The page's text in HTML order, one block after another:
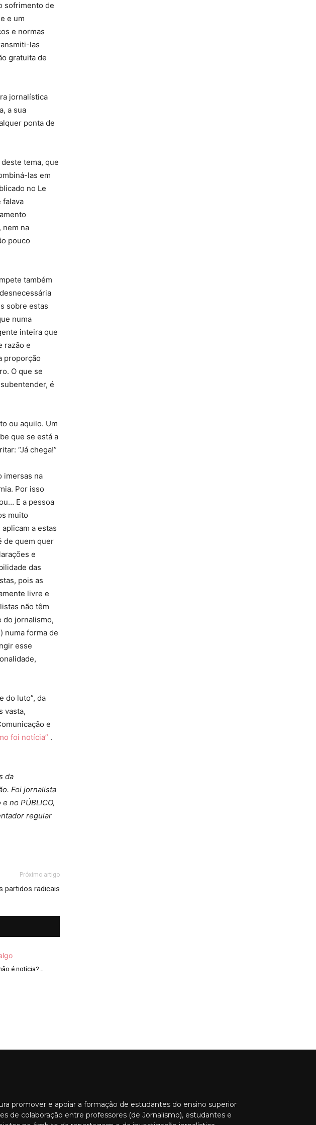
sofrimento de
e um
e normas
las
gratuita de
jornalística
a sua
ponta de
tema, que
las em
no Le
falava
nem na
pouco
também
sobre estas
numa
inteira que
razão e
proporção
O que se
é
ou aquilo. Um
que se está a
“Já chega!”
imersas na
Por isso
E a pessoa
muito
a estas
de quem quer
e
das
pois as
livre e
não têm
do jornalismo,
numa forma de
esse
do luto”, da
vasta,
e
foi notícia” .
da
Foi jornalista
no PÚBLICO,
regular
Próximo artigo
partidos radicais
é notícia?…
promover e apoiar a formação de estudantes do ensino superior
de colaboração entre professores (de Jornalismo), estudantes e